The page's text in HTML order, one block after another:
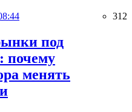
312
под
почему
менять